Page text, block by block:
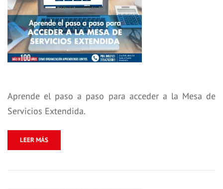
Aprende el paso a paso para acceder a la Mesa de
Servicios Extendida.
LEER MÁS